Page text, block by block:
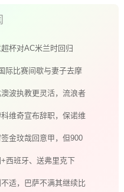
杯对AC米兰时回归
际比赛间歇与妻子去摩
波执教更灵活，流浪者
维奇宣布辞职，保诺维
金玟哉回意甲，但900
西班牙、送弗里克下
适，巴萨不满其继续比